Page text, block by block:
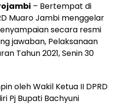
– Bertempat di
Muaro Jambi menggelar
secara resmi
jawaban, Pelaksanaan
Tahun 2021, Senin 30
oleh Wakil Ketua II DPRD
Pj Bupati Bachyuni